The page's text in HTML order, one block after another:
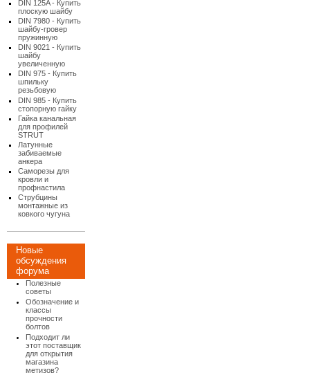
DIN 125A - Купить
плоскую шайбу
DIN 7980 - Купить
шайбу-гровер
пружинную
DIN 9021 - Купить
шайбу
увеличенную
DIN 975 - Купить
шпильку
резьбовую
DIN 985 - Купить
стопорную гайку
Гайка канальная
для профилей
STRUT
Латунные
забиваемые
анкера
Саморезы для
кровли и
профнастила
Струбцины
монтажные из
ковкого чугуна
Новые
обсуждения
форума
Полезные
советы
Обозначение и
классы
прочности
болтов
Подходит ли
этот поставщик
для открытия
магазина
метизов?